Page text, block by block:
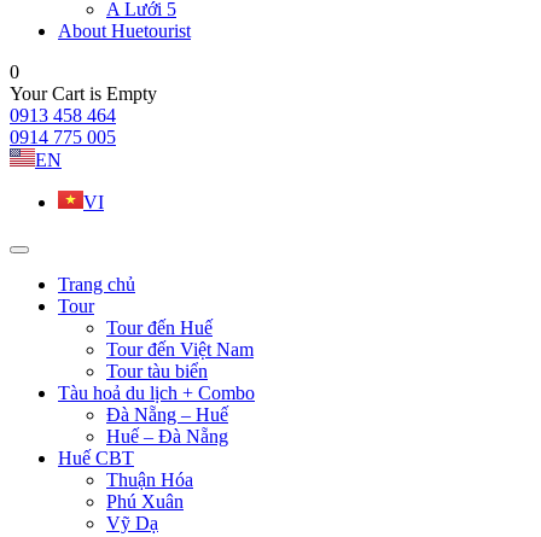
A Lưới 5
About Huetourist
0
Your Cart is Empty
0913 458 464
0914 775 005
EN
VI
Trang chủ
Tour
Tour đến Huế
Tour đến Việt Nam
Tour tàu biển
Tàu hoả du lịch + Combo
Đà Nẵng – Huế
Huế – Đà Nẵng
Huế CBT
Thuận Hóa
Phú Xuân
Vỹ Dạ